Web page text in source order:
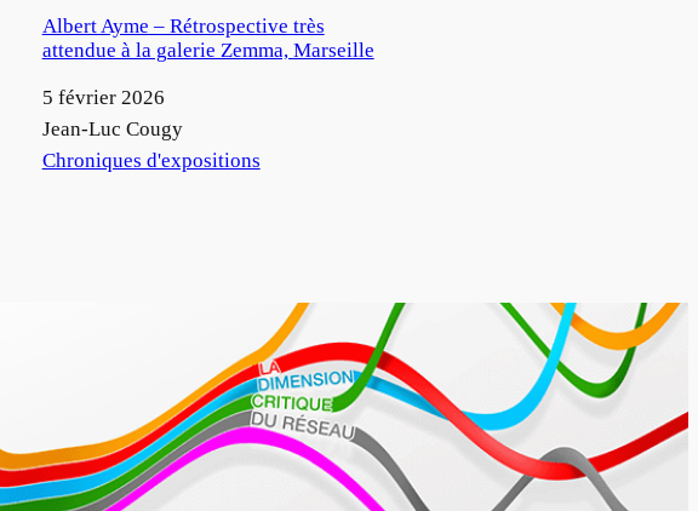
Albert Ayme – Rétrospective très
attendue à la galerie Zemma, Marseille
Date
5 février 2026
Auteur
Jean-Luc Cougy
Par rapport à
Chroniques d'expositions